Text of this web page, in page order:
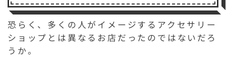
恐らく、多くの人がイメージするアクセサリー
ショップとは異なるお店だったのではないだろ
うか。